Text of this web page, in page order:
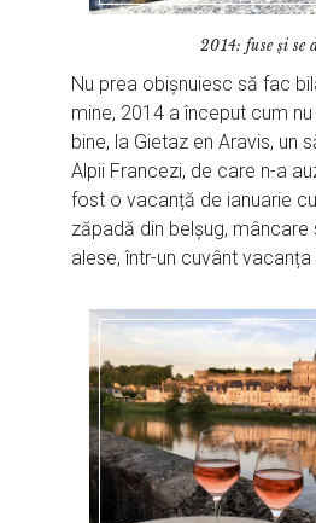
2014: fuse și se
Nu prea obișnuiesc să fac
mine, 2014 a început cum
bine, la Gietaz en Aravis, un
Alpii Francezi, de care n-a
fost o vacanță de ianuarie
zăpadă din belșug, mâncare
alese, într-un cuvânt vacanța